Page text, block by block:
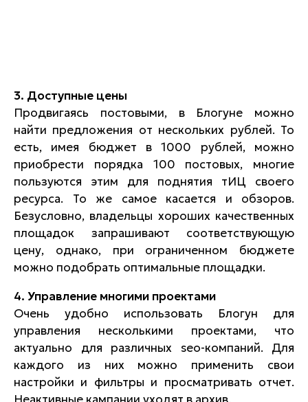
3. Доступные цены
Продвигаясь постовыми, в Блогуне можно
найти предложения от нескольких рублей. То
есть, имея бюджет в 1000 рублей, можно
приобрести порядка 100 постовых, многие
пользуются этим для поднятия тИЦ своего
ресурса. То же самое касается и обзоров.
Безусловно, владельцы хороших качественных
площадок запрашивают соответствующую
цену, однако, при ограниченном бюджете
можно подобрать оптимальные площадки.
4. Управление многими проектами
Очень удобно использовать Блогун для
управления несколькими проектами, что
актуально для различных seo-компаний. Для
каждого из них можно применить свои
настройки и фильтры и просматривать отчет.